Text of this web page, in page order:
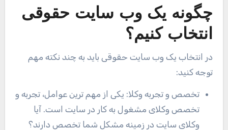
چگونه یک وب سایت حقوقی
انتخاب کنیم؟
در انتخاب یک وب سایت حقوقی باید به چند نکته مهم
توجه کنید:
تخصص و تجربه وکلا: یکی از مهم ترین عوامل، تجربه و
تخصص وکلای مشغول به کار در سایت است. آیا
وکلای سایت در زمینه مشکل شما تخصص دارند؟